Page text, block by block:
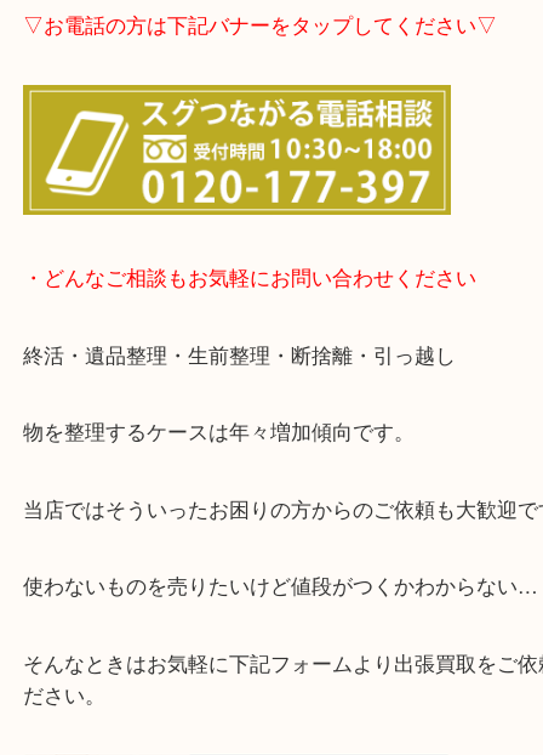
▽店頭査定のご案内▽
▽お電話の方は下記バナーをタップしてください▽
・どんなご相談もお気軽にお問い合わせください